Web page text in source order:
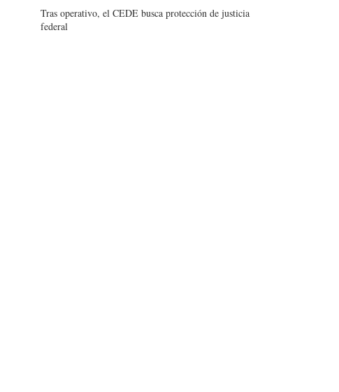
Tras operativo, el CEDE busca protección de justicia
federal